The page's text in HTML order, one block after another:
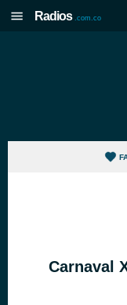
Radios .com.co
Carnaval